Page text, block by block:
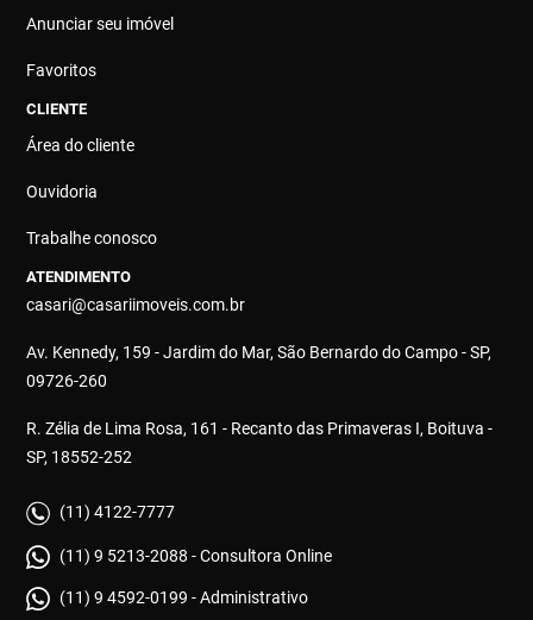
Anunciar seu imóvel
Favoritos
CLIENTE
Área do cliente
Ouvidoria
Trabalhe conosco
ATENDIMENTO
casari@casariimoveis.com.br
Av. Kennedy, 159 - Jardim do Mar, São Bernardo do Campo - SP,
09726-260
R. Zélia de Lima Rosa, 161 - Recanto das Primaveras I, Boituva -
SP, 18552-252
(11) 4122-7777
(11) 9 5213-2088 - Consultora Online
(11) 9 4592-0199 - Administrativo